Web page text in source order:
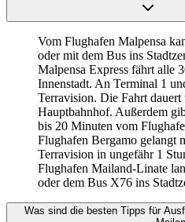
Vom Flughafen Malpensa
oder mit dem Bus ins
Malpensa Express fährt alle
Innenstadt. An Terminal 1
Terravision. Die Fahrt
Hauptbahnhof. Außerdem
bis 20 Minuten vom
Flughafen Bergamo gelangt
Terravision in ungefähr 1
Flughafen Mailand-Linate
oder dem Bus X76 ins
Was sind die besten Tipps für